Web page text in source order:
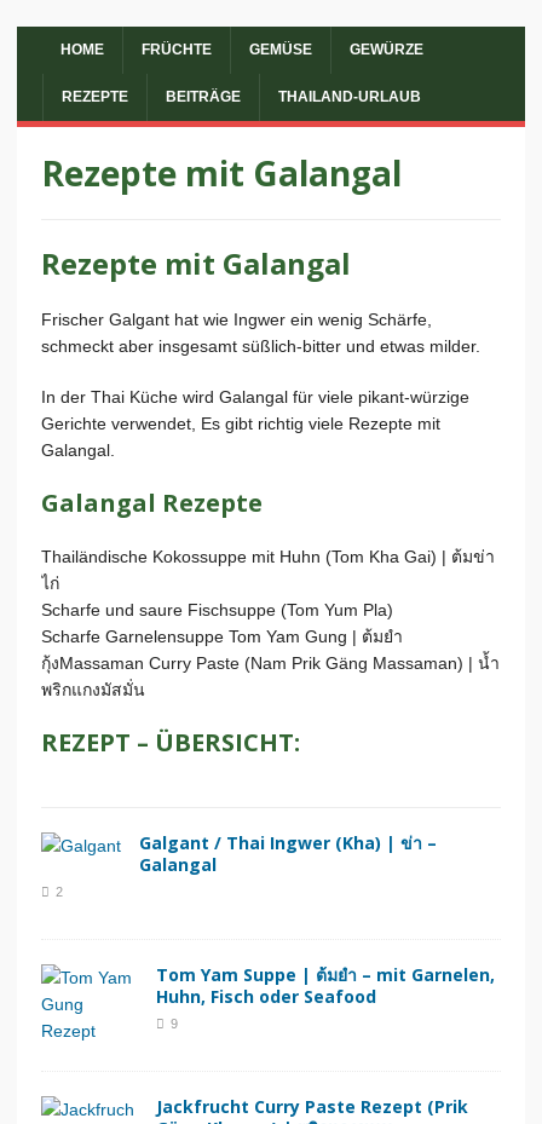
HOME FRÜCHTE GEMÜSE GEWÜRZE
REZEPTE BEITRÄGE THAILAND-URLAUB
Rezepte mit Galangal
Rezepte mit Galangal
Frischer Galgant hat wie Ingwer ein wenig Schärfe,
schmeckt aber insgesamt süßlich-bitter und etwas milder.
In der Thai Küche wird Galangal für viele pikant-würzige
Gerichte verwendet, Es gibt richtig viele Rezepte mit
Galangal.
Galangal Rezepte
Thailändische Kokossuppe mit Huhn (Tom Kha Gai) | ต้มข่า
ไก่
Scharfe und saure Fischsuppe (Tom Yum Pla)
Scharfe Garnelensuppe Tom Yam Gung | ต้มยำ
กุ้งMassaman Curry Paste (Nam Prik Gäng Massaman) | น้ำ
พริกแกงมัสมั่น
REZEPT – ÜBERSICHT:
Galgant / Thai Ingwer (Kha) | ข่า –
Galangal
2
Tom Yam Suppe | ต้มยำ – mit Garnelen,
Huhn, Fisch oder Seafood
9
Jackfrucht Curry Paste Rezept (Prik